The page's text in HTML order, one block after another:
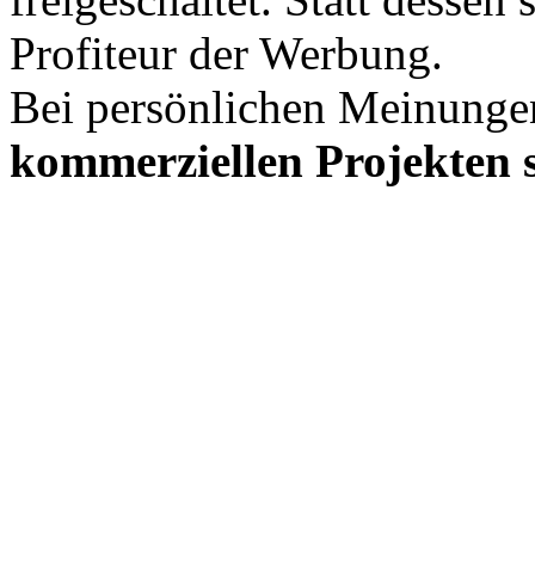
Profiteur der Werbung.
Bei persönlichen
kommerziellen Projekten